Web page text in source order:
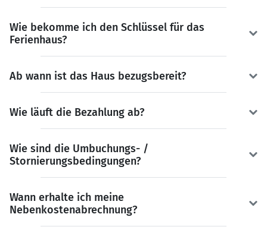
Wie bekomme ich den Schlüssel für das
Ferienhaus?
Ab wann ist das Haus bezugsbereit?
Wie läuft die Bezahlung ab?
Wie sind die Umbuchungs- /
Stornierungsbedingungen?
Wann erhalte ich meine
Nebenkostenabrechnung?